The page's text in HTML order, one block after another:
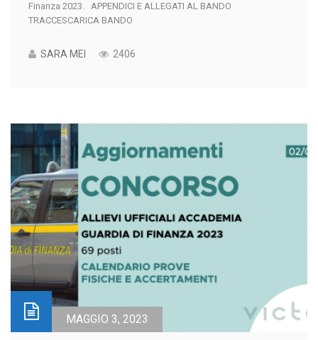
Finanza 2023. APPENDICI E ALLEGATI AL BANDO
TRACCESCARICA BANDO
SARA MEI 2406
MAGGIO 3, 2023